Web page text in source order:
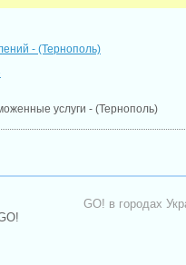
- (Тернополь)
услуги - (Тернополь)
GO! в городах